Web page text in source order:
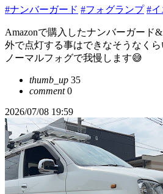
#ナンバーガード #フォグランプ #
Amazonで購入したナンバーガード
外で点灯する事はできなそうなく
ノーマルフォグで我慢します😅
thumb_up 35
comment0
2026/07/08 19:59